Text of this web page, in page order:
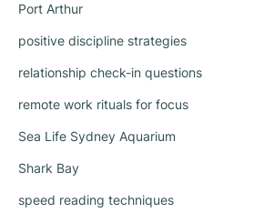
Port Arthur
positive discipline strategies
relationship check-in questions
remote work rituals for focus
Sea Life Sydney Aquarium
Shark Bay
speed reading techniques